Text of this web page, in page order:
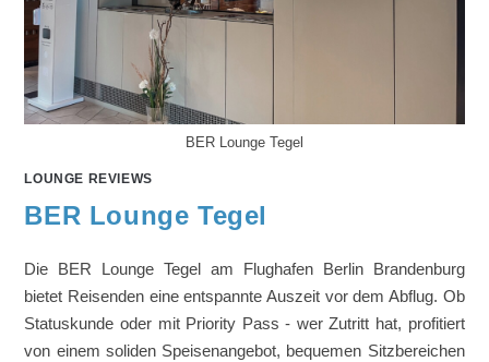
BER Lounge Tegel
LOUNGE REVIEWS
BER Lounge Tegel
Die BER Lounge Tegel am Flughafen Berlin Brandenburg
bietet Reisenden eine entspannte Auszeit vor dem Abflug. Ob
Statuskunde oder mit Priority Pass - wer Zutritt hat, profitiert
von einem soliden Speisenangebot, bequemen Sitzbereichen